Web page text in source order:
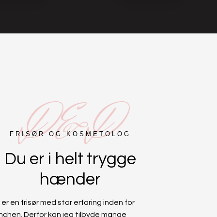
D&D
FRISØR OG KOSMETOLOG​
Du er i helt trygge
hænder
en frisør med stor erfaring inden for
Derfor kan jeg tilbyde mange